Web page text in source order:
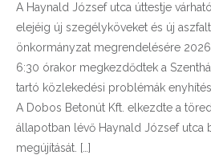
A Haynald József utca úttestje
elejéig új szegélyköveket és új
önkormányzat megrendelésére
6:30 órakor megkezdődtek a
tartó közlekedési problémák
A Dobos Betonút Kft. elkezdte a
állapotban lévő Haynald József utca
megújítását. […]